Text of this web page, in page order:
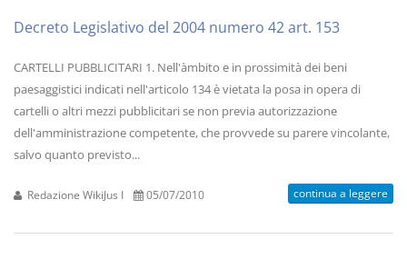
Decreto Legislativo del 2004 numero 42 art. 153
CARTELLI PUBBLICITARI 1. Nell'àmbito e in prossimità dei beni
paesaggistici indicati nell'articolo 134 è vietata la posa in opera di
cartelli o altri mezzi pubblicitari se non previa autorizzazione
dell'amministrazione competente, che provvede su parere vincolante,
salvo quanto previsto...
Redazione WikiJus I 05/07/2010 continua a leggere